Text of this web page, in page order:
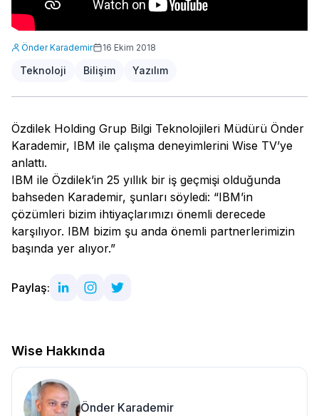
Önder Karademir 16 Ekim 2018
Teknoloji Bilişim Yazılım
Özdilek Holding Grup Bilgi Teknolojileri Müdürü Önder
Karademir, IBM ile çalışma deneyimlerini Wise TV’ye
anlattı.
IBM ile Özdilek’in 25 yıllık bir iş geçmişi olduğunda
bahseden Karademir, şunları söyledi: “IBM’in
çözümleri bizim ihtiyaçlarımızı önemli derecede
karşılıyor. IBM bizim şu anda önemli partnerlerimizin
başında yer alıyor.”
Paylaş:
Wise Hakkında
Önder Karademir